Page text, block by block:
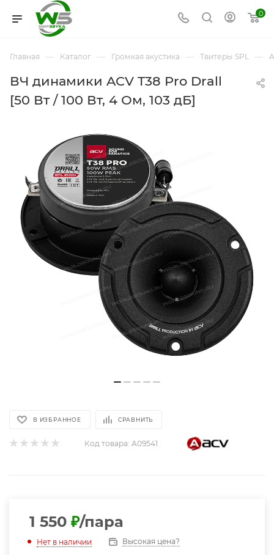
0
Главная — Каталог — Громкая акустика — Твитеры SPL —
ВЧ динамики ACV T38 Pro Drall
[50 Вт / 100 Вт, 4 Ом, 103 дБ]
В ИЗБРАННОЕ СРАВНИТЬ
Код товара: A09541
1 550 ₽/пара
Нет в наличии Высокая цена?